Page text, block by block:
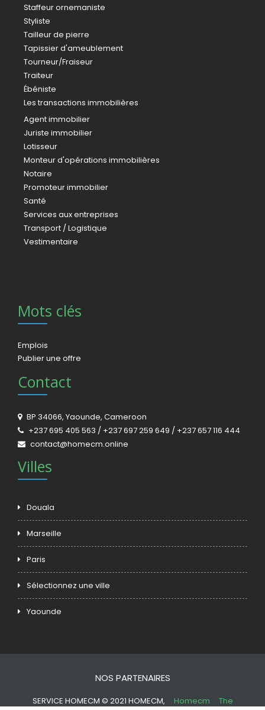
Staffeur ornemaniste
Styliste
Tailleur de pierre
Tapissier d'ameublement
Tourneur/Fraiseur
Traiteur
Ébéniste
Les transactions immobilières
Agent immobilier
Juriste immobilier
Lotisseur
Monteur d'opérations immobilières
Notaire
Promoteur immobilier
Santé
Services aux entreprises
Transport / Logistique
Vestimentaire
Mots clés
Emplois
Publier une offre
Contact
BP 34066, Yaounde, Cameroon
+237 695 405 563 / +237 697 259 649 / +237 657 116 444
contact@homecm.online
Villes
Douala
Marseille
Paris
Sélectionnez une ville
Yaounde
NOS PARTENAIRES
SERVICE HOMECM © 2021 HOMECM, Homecm
The